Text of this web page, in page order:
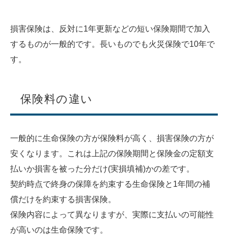
損害保険は、反対に1年更新などの短い保険期間で加入
するものが一般的です。長いものでも火災保険で10年で
す。
保険料の違い
一般的に生命保険の方が保険料が高く、損害保険の方が
安くなります。これは上記の保険期間と保険金の定額支
払いか損害を被った分だけ(実損填補)かの差です。
契約時点で終身の保障を約束する生命保険と1年間の補
償だけを約束する損害保険。
保険内容によって異なりますが、実際に支払いの可能性
が高いのは生命保険です。